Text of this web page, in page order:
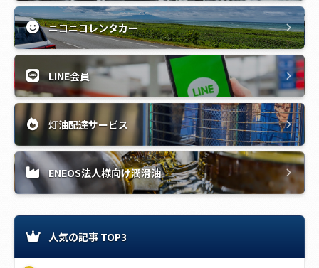
ニコニコレンタカー
LINE会員
灯油配達サービス
ENEOS法人様向け潤滑油
人気の記事 TOP3